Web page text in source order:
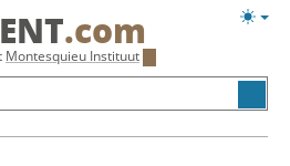
.com
Montesquieu Instituut